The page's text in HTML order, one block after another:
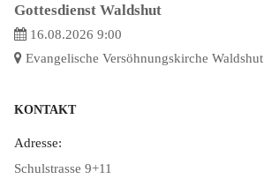
Gottesdienst Waldshut
16.08.2026 9:00
Evangelische Versöhnungskirche Waldshut
KONTAKT
Adresse:
Schulstrasse 9+11